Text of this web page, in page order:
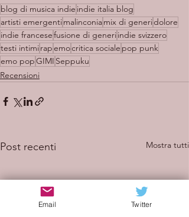
blog di musica indie indie italia blog
artisti emergentimalinconiamix di generidolore
indie francesefusione di generiindie svizzero
testi intimirapemocritica sociale pop punk
emo popGIMI Seppuku
Recensioni
Post recenti Mostra tutti
Email Twitter